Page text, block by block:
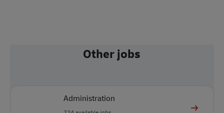
Other jobs
Administration